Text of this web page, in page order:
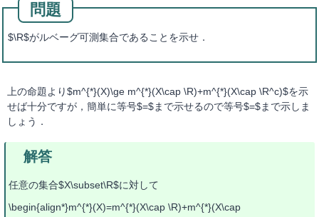
$\R$がルベーグ可測集合であることを示せ．
上の命題より$m^{*}(X)\ge m^{*}(X\cap \R)+m^{*}(X\cap \R^c)$を示
せば十分ですが，簡単に等号$=$まで示せるので等号$=$まで示しま
しょう．
任意の集合$X\subset\R$に対して
\begin{align*}m^{*}(X)=m^{*}(X\cap \R)+m^{*}(X\cap